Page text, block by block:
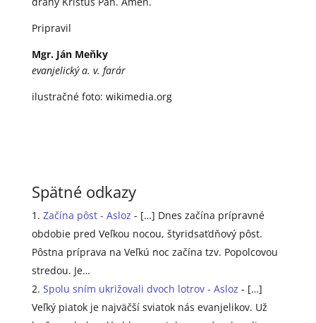
Pripravil
Mgr. Ján Meňky
evanjelický a. v. farár
ilustračné foto: wikimedia.org
Spätné odkazy
Začína pôst - Asloz - […] Dnes začína prípravné
obdobie pred Veľkou nocou, štyridsaťdňový pôst.
Pôstna príprava na Veľkú noc začína tzv. Popolcovou
stredou. Je…
Spolu sním ukrižovali dvoch lotrov - Asloz - […]
Veľký piatok je najväčší sviatok nás evanjelikov. Už